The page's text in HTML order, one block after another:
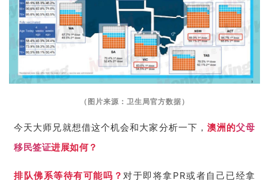
（图片来源：卫生局官方数据）
今天大师兄就想借这个机会和大家分析一下，澳洲的父母
移民签证进展如何？
排队佛系等待有可能吗？对于即将拿PR或者自己已经拿